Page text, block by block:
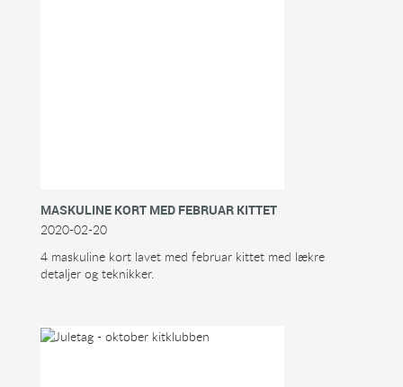
MASKULINE KORT MED FEBRUAR KITTET
2020-02-20
4 maskuline kort lavet med februar kittet med lækre
detaljer og teknikker.